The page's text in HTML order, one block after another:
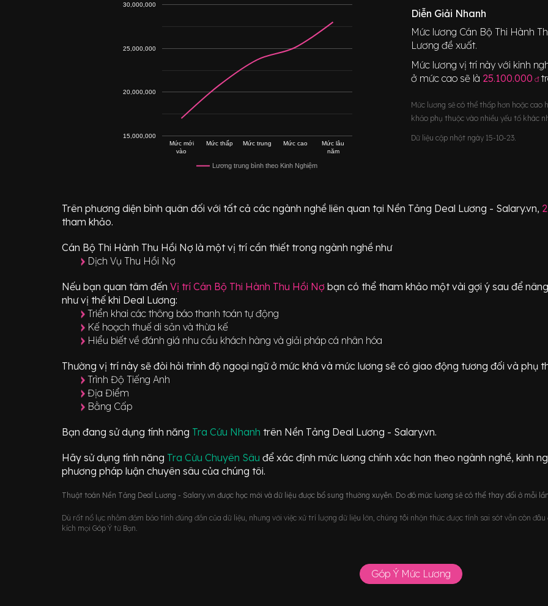
Lương trung bình theo Kinh Nghiệm
Mức mới
vào
Mức thấp Mức trung Mức cao
Mức lâu
năm
15,000,000
20,000,000
25,000,000
30,000,000
Diễn Giải Nhanh
Mức lương Cán Bộ Thi Hành
Lương đề xuất.
Mức lương vị trí này với kinh
ở mức cao sẽ là 25.100.000 đ
Mức lương sẽ có thể thấp hơn hoặc
khảo phụ thuộc vào nhiều yếu tố khác
Dữ liệu cập nhật ngày 15-10-23.
Trên phương diện bình quân đối với tất cả các ngành nghề liên quan tại Nền Tảng Deal Lương - Salary.vn,
tham khảo.
Cán Bộ Thi Hành Thu Hồi Nợ là một vị trí cần thiết trong ngành nghề như
Dịch Vụ Thu Hồi Nợ
Nếu bạn quan tâm đến Vị trí Cán Bộ Thi Hành Thu Hồi Nợ bạn có thể tham khảo một vài gợi ý sau để
như vị thế khi Deal Lương:
Triển khai các thông báo thanh toán tự động
Kế hoạch thuế di sản và thừa kế
Hiểu biết về đánh giá nhu cầu khách hàng và giải pháp cá nhân hóa
Thường vị trí này sẽ đòi hỏi trình độ ngoại ngữ ở mức khá và mức lương sẽ có giao động tương đối và phụ
Trình Độ Tiếng Anh
Địa Điểm
Bằng Cấp
Bạn đang sử dụng tính năng Tra Cứu Nhanh trên Nền Tảng Deal Lương - Salary.vn.
Hãy sử dụng tính năng Tra Cứu Chuyên Sâu để xác định mức lương chính xác hơn theo ngành nghề, kinh
phương pháp luận chuyên sâu của chúng tôi.
Thuật toán Nền Tảng Deal Lương - Salary.vn được học mới và dữ liệu được bổ sung thường xuyên. Do đó mức lương sẽ có thể thay đổi ở mỗi
Dù rất nổ lực nhằm đảm bảo tính đúng đắn của dữ liệu, nhưng với việc xử trí lượng dữ liệu lớn, chúng tôi nhận thức được tính sai sót vẫn còn
kích mọi Góp Ý từ Bạn.
Góp Ý Mức Lương